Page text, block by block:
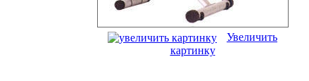
Увеличить
картинку